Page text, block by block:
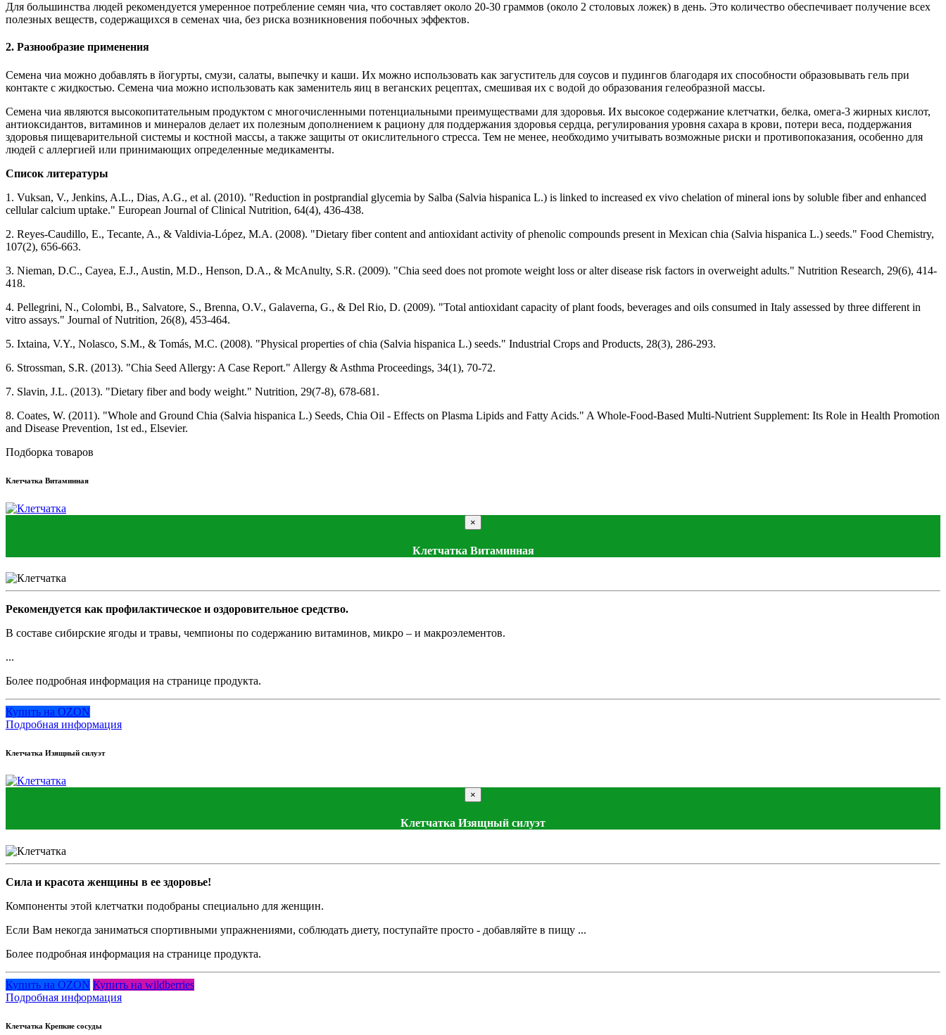
Для большинства людей рекомендуется умеренное потребление семян чиа, что составляет около 20-30 граммов (около 2 столовых ложек) в день. Это количество обеспечивает получение всех
полезных веществ, содержащихся в семенах чиа, без риска возникновения побочных эффектов.
2. Разнообразие применения
Семена чиа можно добавлять в йогурты, смузи, салаты, выпечку и каши. Их можно использовать как загуститель для соусов и пудингов благодаря их способности образовывать гель при
контакте с жидкостью. Семена чиа можно использовать как заменитель яиц в веганских рецептах, смешивая их с водой до образования гелеобразной массы.
Семена чиа являются высокопитательным продуктом с многочисленными потенциальными преимуществами для здоровья. Их высокое содержание клетчатки, белка, омега-3 жирных кислот,
антиоксидантов, витаминов и минералов делает их полезным дополнением к рациону для поддержания здоровья сердца, регулирования уровня сахара в крови, потери веса, поддержания
здоровья пищеварительной системы и костной массы, а также защиты от окислительного стресса. Тем не менее, необходимо учитывать возможные риски и противопоказания, особенно для
людей с аллергией или принимающих определенные медикаменты.
Список литературы
1. Vuksan, V., Jenkins, A.L., Dias, A.G., et al. (2010). "Reduction in postprandial glycemia by Salba (Salvia hispanica L.) is linked to increased ex vivo chelation of mineral ions by soluble fiber and enhanced
cellular calcium uptake." European Journal of Clinical Nutrition, 64(4), 436-438.
2. Reyes-Caudillo, E., Tecante, A., & Valdivia-López, M.A. (2008). "Dietary fiber content and antioxidant activity of phenolic compounds present in Mexican chia (Salvia hispanica L.) seeds." Food Chemistry,
107(2), 656-663.
3. Nieman, D.C., Cayea, E.J., Austin, M.D., Henson, D.A., & McAnulty, S.R. (2009). "Chia seed does not promote weight loss or alter disease risk factors in overweight adults." Nutrition Research, 29(6), 414-
418.
4. Pellegrini, N., Colombi, B., Salvatore, S., Brenna, O.V., Galaverna, G., & Del Rio, D. (2009). "Total antioxidant capacity of plant foods, beverages and oils consumed in Italy assessed by three different in
vitro assays." Journal of Nutrition, 26(8), 453-464.
5. Ixtaina, V.Y., Nolasco, S.M., & Tomás, M.C. (2008). "Physical properties of chia (Salvia hispanica L.) seeds." Industrial Crops and Products, 28(3), 286-293.
6. Strossman, S.R. (2013). "Chia Seed Allergy: A Case Report." Allergy & Asthma Proceedings, 34(1), 70-72.
7. Slavin, J.L. (2013). "Dietary fiber and body weight." Nutrition, 29(7-8), 678-681.
8. Coates, W. (2011). "Whole and Ground Chia (Salvia hispanica L.) Seeds, Chia Oil - Effects on Plasma Lipids and Fatty Acids." A Whole-Food-Based Multi-Nutrient Supplement: Its Role in Health Promotion
and Disease Prevention, 1st ed., Elsevier.
Подборка товаров
Клетчатка Витаминная
×
Клетчатка Витаминная
Рекомендуется как профилактическое и оздоровительное средство.
В составе сибирские ягоды и травы, чемпионы по содержанию витаминов, микро – и макроэлементов.
...
Более подробная информация на странице продукта.
Купить на OZON
Подробная информация
Клетчатка Изящный силуэт
×
Клетчатка Изящный силуэт
Сила и красота женщины в ее здоровье!
Компоненты этой клетчатки подобраны специально для женщин.
Если Вам некогда заниматься спортивными упражнениями, соблюдать диету, поступайте просто - добавляйте в пищу ...
Более подробная информация на странице продукта.
Купить на OZON Купить на wildberries
Подробная информация
Клетчатка Крепкие сосуды